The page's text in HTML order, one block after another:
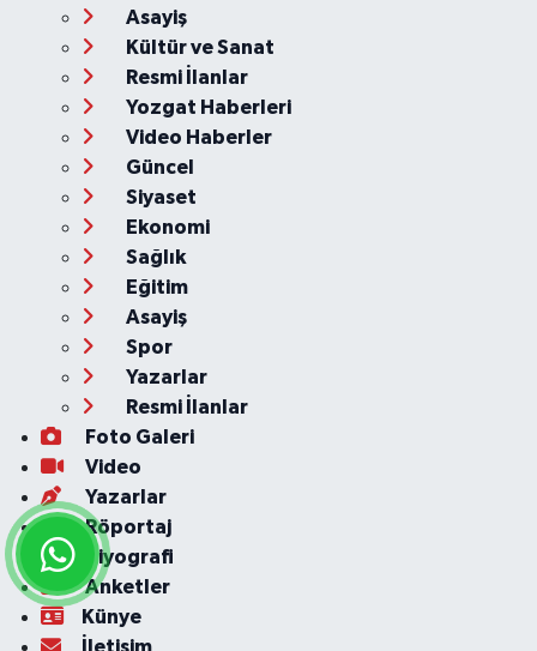
Asayiş
Kültür ve Sanat
Resmi İlanlar
Yozgat Haberleri
Video Haberler
Güncel
Siyaset
Ekonomi
Sağlık
Eğitim
Asayiş
Spor
Yazarlar
Resmi İlanlar
Foto Galeri
Video
Yazarlar
Röportaj
Biyografi
Anketler
Künye
İletişim